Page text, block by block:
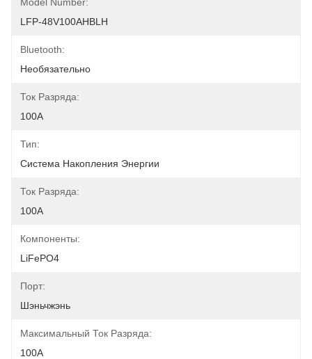
LFP-48V100AHBLH
Bluetooth:
Необязательно
Ток Разряда:
100А
Тип:
Система Накопления Энергии
Ток Разряда:
100А
Компоненты:
LiFePO4
Порт:
Шэньчжэнь
Максимальный Ток Разряда:
100А